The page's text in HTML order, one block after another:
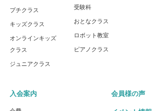
プチクラス
キッズクラス
オンラインキッズ
クラス
ジュニアクラス
受験科
おとなクラス
ロボット教室
ピアノクラス
入会案内 会員様の声